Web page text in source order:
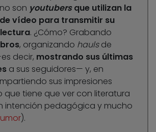
son youtubersque utilizan la
vídeo para transmitir su
. ¿Cómo? Grabando
, organizando haulsde
decir, mostrando sus últimas
a sus seguidores— y, en
sus impresiones
que tiene que ver con literatura
intención pedagógica y mucho
).